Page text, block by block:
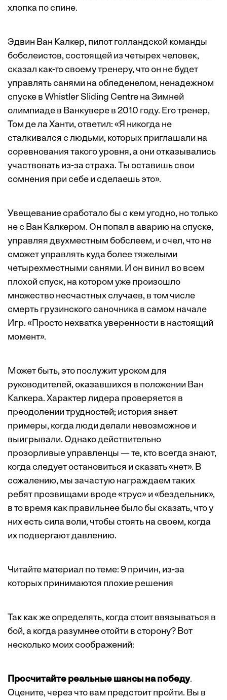
хлопка по спине.
Эдвин Ван Калкер, пилот голландской команды
бобслеистов, состоящей из четырех человек,
сказал как-то своему тренеру, что он не будет
управлять санями на обледенелом, ненадежном
спуске в Whistler Sliding Centre на Зимней
олимпиаде в Ванкувере в 2010 году. Его тренер,
Том де ла Ханти, ответил: «Я никогда не
сталкивался с людьми, которых приглашали на
соревнования такого уровня, а они отказывались
участвовать из-за страха. Ты оставишь свои
сомнения при себе и сделаешь это».
Увещевание сработало бы с кем угодно, но только
не с Ван Калкером. Он попал в аварию на спуске,
управляя двухместным бобслеем, и счел, что не
сможет управлять куда более тяжелыми
четырехместными санями. И он винил во всем
плохой спуск, на котором уже произошло
множество несчастных случаев, в том числе
смерть грузинского саночника в самом начале
Игр. «Просто нехватка уверенности в настоящий
момент».
Может быть, это послужит уроком для
руководителей, оказавшихся в положении Ван
Калкера. Характер лидера проверяется в
преодолении трудностей; история знает
примеры, когда люди делали невозможное и
выигрывали. Однако действительно
прозорливые управленцы — те, кто всегда знают,
когда следует остановиться и сказать «нет». В
сожалению, мы зачастую награждаем таких
ребят прозвищами вроде «трус» и «бездельник»,
в то время как правильнее было бы сказать, что у
них есть сила воли, чтобы стоять на своем, когда
их подвергают давлению.
Читайте материал по теме: 9 причин, из-за
которых принимаются плохие решения
Так как же определять, когда стоит ввязываться в
бой, а когда разумнее отойти в сторону? Вот
несколько моих соображений:
Просчитайте реальные шансы на победу.
Оцените, через что вам предстоит пройти. Вы в